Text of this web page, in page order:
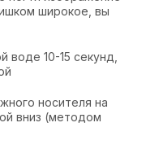
широкое, вы
10-15 секунд,
носителя на
вниз (методом